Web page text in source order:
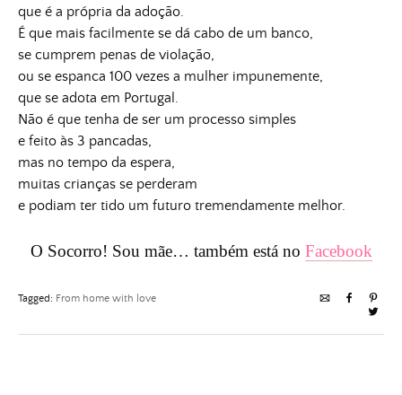
que é a própria da adoção.
É que mais facilmente se dá cabo de um banco,
se cumprem penas de violação,
ou se espanca 100 vezes a mulher impunemente,
que se adota em Portugal.
Não é que tenha de ser um processo simples
e feito às 3 pancadas,
mas no tempo da espera,
muitas crianças se perderam
e podiam ter tido um futuro tremendamente melhor.
O Socorro! Sou mãe… também está no Facebook
Tagged: From home with love